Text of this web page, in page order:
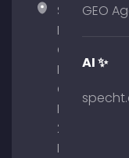
Specht
Marketing
GmbH –
Palais am
Obelisk
Briennerstr.
29 80333
München
GEO
AI ✨